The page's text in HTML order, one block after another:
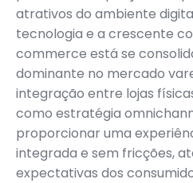
atrativos do ambiente
tecnologia e a crescente
commerce está se
dominante no mercado
integração entre lojas
como estratégia
proporcionar uma
integrada e sem fricções,
expectativas dos